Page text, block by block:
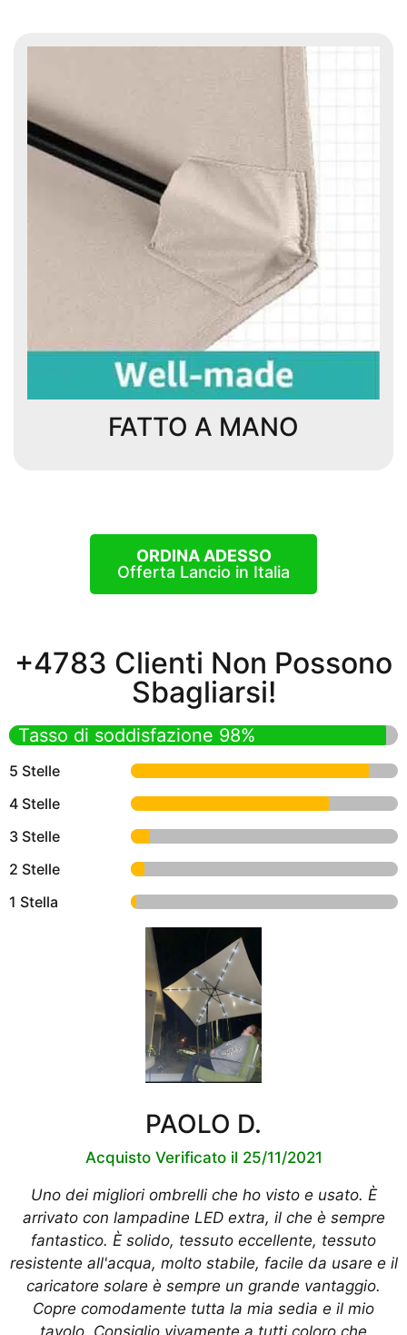
FATTO A MANO
ORDINA ADESSO
Offerta Lancio in Italia
+4783 Clienti Non Possono
Sbagliarsi!
Tasso di soddisfazione 98%
5 Stelle
4 Stelle
3 Stelle
2 Stelle
1 Stella
PAOLO D.
Acquisto Verificato il 25/11/2021
Uno dei migliori ombrelli che ho visto e usato. È
arrivato con lampadine LED extra, il che è sempre
fantastico. È solido, tessuto eccellente, tessuto
resistente all'acqua, molto stabile, facile da usare e il
caricatore solare è sempre un grande vantaggio.
Copre comodamente tutta la mia sedia e il mio
tavolo. Consiglio vivamente a tutti coloro che